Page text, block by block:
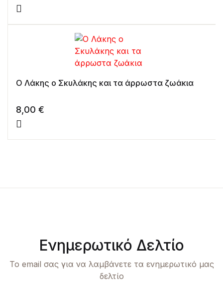
Ο Λάκης ο Σκυλάκης και τα άρρωστα ζωάκια
8,00 €
Ενημερωτικό Δελτίο
Το email σας για να λαμβάνετε τα ενημερωτικό μας
δελτίο